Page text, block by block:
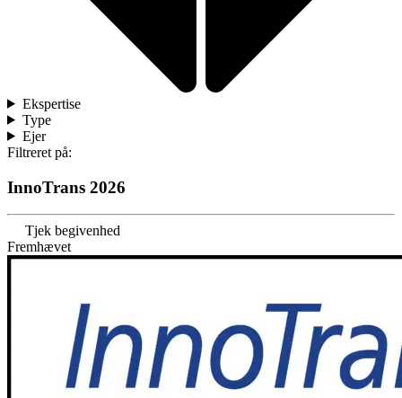
Ekspertise
Type
Ejer
Filtreret på:
InnoTrans 2026
Tjek begivenhed
Fremhævet